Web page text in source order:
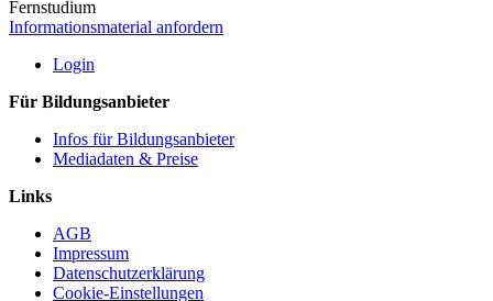
Fernstudium
Informationsmaterial anfordern
Login
Für Bildungsanbieter
Infos für Bildungsanbieter
Mediadaten & Preise
Links
AGB
Impressum
Datenschutzerklärung
Cookie-Einstellungen